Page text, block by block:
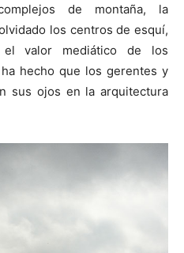
de montaña, la
los centros de esquí,
el valor mediático de los
hecho que los gerentes y
sus ojos en la arquitectura